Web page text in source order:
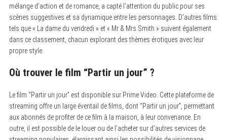
mélange d’action et de romance, a capté l’attention du public pour ses
scènes suggestives et sa dynamique entre les personnages. D’autres films
tels que « La dame du vendredi » et « Mr & Mrs Smith » suivent également
dans ce classement, chacun explorant des thèmes érotiques avec leur
propre style.
Où trouver le film “Partir un jour” ?
Le film “Partir un jour” est disponible sur Prime Video. Cette plateforme de
streaming offre un large éventail de films, dont “Partir un jour”, permettant
aux abonnés de profiter de ce film à la maison, à leur convenance. En
outre, il est possible de le louer ou de l’acheter sur d’autres services de